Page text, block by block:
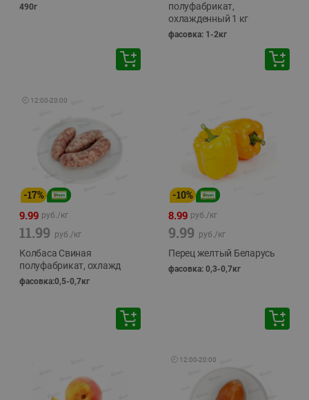
490г
полуфабрикат,
охлажденный 1 кг
фасовка: 1-2кг
🕘 12:00-20:00
-17%
9.99 руб./кг
11.99 руб./кг
Колбаса Свиная
полуфабрикат, охлажд
фасовка:0,5-0,7кг
-10%
8.99 руб./кг
9.99 руб./кг
Перец желтый Беларусь
фасовка: 0,3-0,7кг
🕘 12:00-20:00